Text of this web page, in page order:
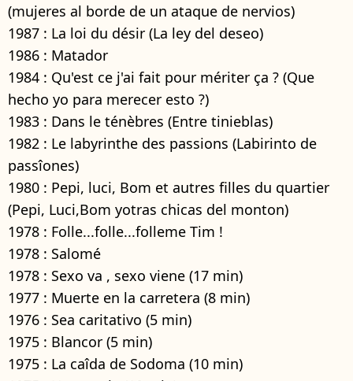
(mujeres al borde de un ataque de nervios)
1987 : La loi du désir (La ley del deseo)
1986 : Matador
1984 : Qu'est ce j'ai fait pour mériter ça ? (Que
hecho yo para merecer esto ?)
1983 : Dans le ténèbres (Entre tinieblas)
1982 : Le labyrinthe des passions (Labirinto de
passîones)
1980 : Pepi, luci, Bom et autres filles du quartier
(Pepi, Luci,Bom yotras chicas del monton)
1978 : Folle...folle...folleme Tim !
1978 : Salomé
1978 : Sexo va , sexo viene (17 min)
1977 : Muerte en la carretera (8 min)
1976 : Sea caritativo (5 min)
1975 : Blancor (5 min)
1975 : La caîda de Sodoma (10 min)